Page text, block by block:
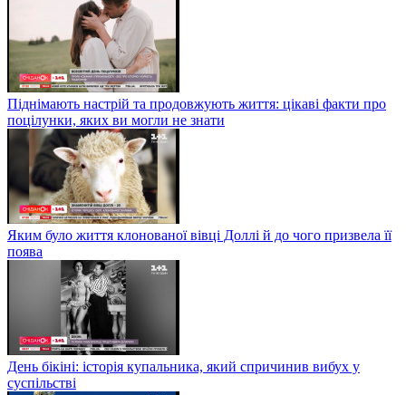
Піднімають настрій та продовжують життя: цікаві факти про
поцілунки, яких ви могли не знати
Яким було життя клонованої вівці Доллі й до чого призвела її
поява
День бікіні: історія купальника, який спричинив вибух у
суспільстві